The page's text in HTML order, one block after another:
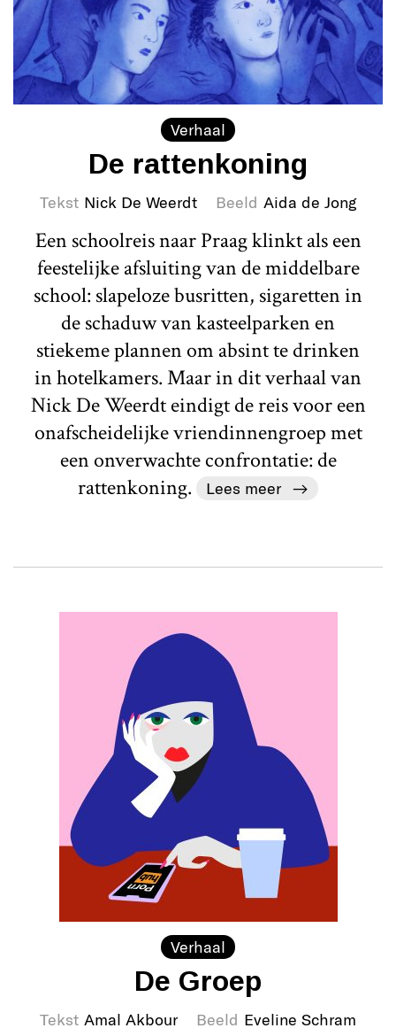
Verhaal
De rattenkoning
Tekst Nick De Weerdt Beeld Aida de Jong
Een schoolreis naar Praag klinkt als een
feestelijke afsluiting van de middelbare
school: slapeloze busritten, sigaretten in
de schaduw van kasteelparken en
stiekeme plannen om absint te drinken
in hotelkamers. Maar in dit verhaal van
Nick De Weerdt eindigt de reis voor een
onafscheidelijke vriendinnengroep met
een onverwachte confrontatie: de
rattenkoning.
Lees meer
Verhaal
De Groep
Tekst Amal Akbour Beeld Eveline Schram